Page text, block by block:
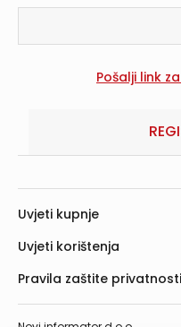
Uvjeti kupnje
Uvjeti korištenja
Pravila zaštite privatnosti